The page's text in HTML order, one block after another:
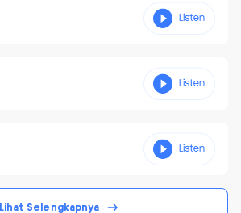
Lihat Selengkapnya